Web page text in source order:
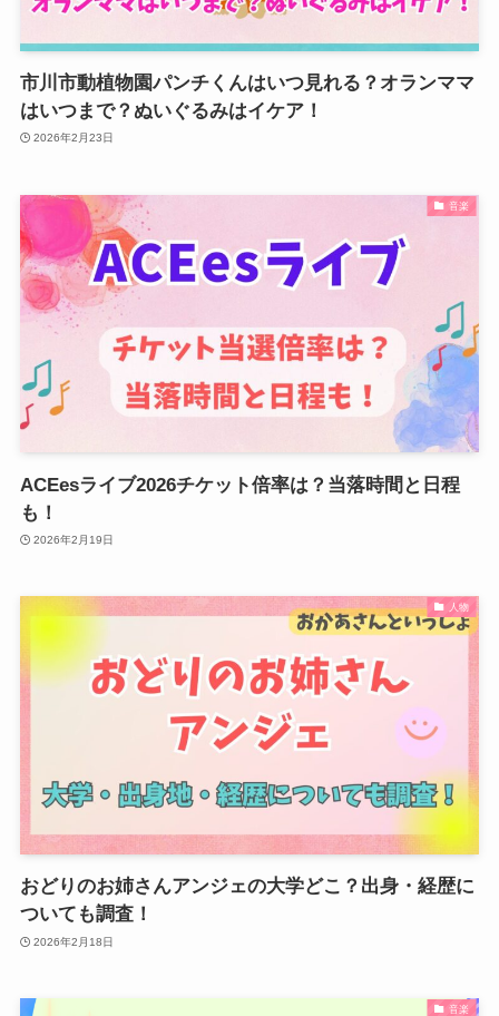
市川市動植物園パンチくんはいつ見れる？オランママ
はいつまで？ぬいぐるみはイケア！
2026年2月23日
音楽
ACEesライブ2026チケット倍率は？当落時間と日程
も！
2026年2月19日
人物
おどりのお姉さんアンジェの大学どこ？出身・経歴に
ついても調査！
2026年2月18日
音楽